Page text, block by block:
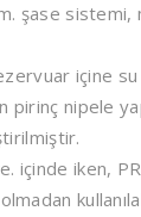
sistemi,
içine
nipele
içinde iken,